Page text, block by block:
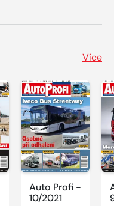
Více
Auto Profi -
10/2021